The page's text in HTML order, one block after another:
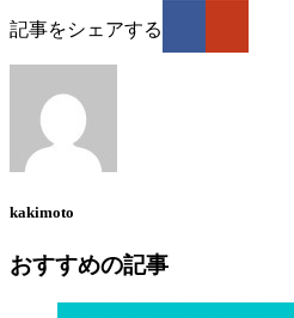
記事をシェアする
kakimoto
おすすめの記事